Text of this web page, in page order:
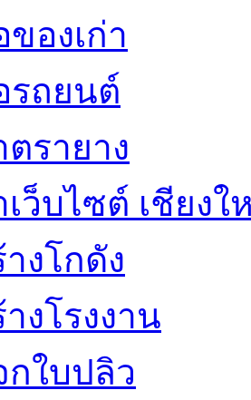
องเก่า
รถยนต์
รายาง
ว็บไซต์ เชียงใ
งโกดัง
งโรงงาน
กใบปลิว